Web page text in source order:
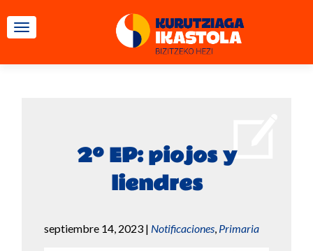
CAMBIAR NAVEGACIÓN
2º EP: piojos y
liendres
septiembre 14, 2023 | Notificaciones, Primaria